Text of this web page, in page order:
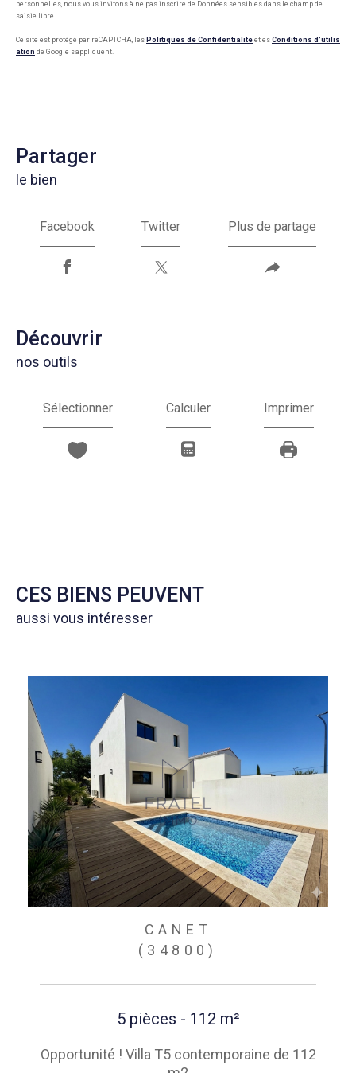
personnelles, nous vous invitons à ne pas inscrire de Données sensibles dans le champ de
saisie libre.
Ce site est protégé par reCAPTCHA, les Politiques de Confidentialité et es Conditions d'utilis
ation de Google s'appliquent.
partager
le bien
Facebook Twitter Plus de partage
découvrir
nos outils
Sélectionner Calculer Imprimer
CES BIENS PEUVENT
aussi vous intéresser
CANET
(34800)
5 pièces - 112 m²
Opportunité ! Villa T5 contemporaine de 112